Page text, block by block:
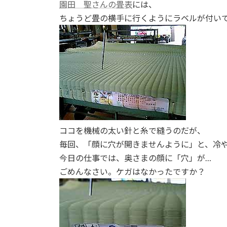
:
園田 聖さんの畳表には、
ちょうど畳の横手に行くようにラベルが付い
ココを機械の太い針と糸で縫うのだが、
毎回、「顔に穴が開きませんように」と、冷
今日の仕事では、奥さまの顔に「穴」が…
ごめんなさい。ケガはなかったですか？